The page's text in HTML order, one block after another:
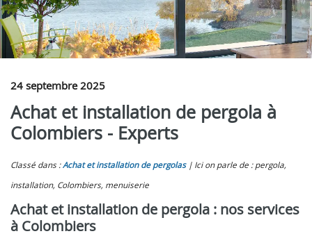
24 septembre 2025
Achat et installation de pergola à
Colombiers - Experts
Classé dans :Achat et installation de pergolas
Ici on parle de : pergola,
installation, Colombiers, menuiserie
Achat et installation de pergola : nos services
à Colombiers